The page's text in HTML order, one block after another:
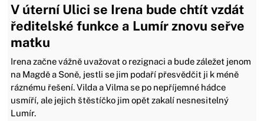
V úterní Ulici se Irena bude chtít vzdát
ředitelské funkce a Lumír znovu seřve
matku
Irena začne vážně uvažovat o rezignaci a bude záležet jenom
na Magdě a Soně, jestli se jim podaří přesvědčit ji k méně
ráznému řešení. Vilda a Vilma se po nepříjemné hádce
usmíří, ale jejich štěstíčko jim opět zakalí nesnesitelný
Lumír.